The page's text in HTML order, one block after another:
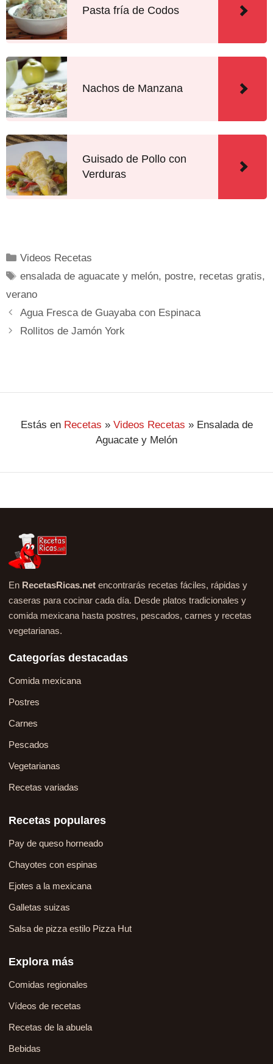
Pasta fría de Codos
Nachos de Manzana
Guisado de Pollo con
Verduras
Videos Recetas
ensalada de aguacate y melón, postre, recetas gratis,
verano
Agua Fresca de Guayaba con Espinaca
Rollitos de Jamón York
Estás en Recetas » Videos Recetas » Ensalada de
Aguacate y Melón
En RecetasRicas.net encontrarás recetas fáciles, rápidas y
caseras para cocinar cada día. Desde platos tradicionales y
comida mexicana hasta postres, pescados, carnes y recetas
vegetarianas.
Categorías destacadas
Comida mexicana
Postres
Carnes
Pescados
Vegetarianas
Recetas variadas
Recetas populares
Pay de queso horneado
Chayotes con espinas
Ejotes a la mexicana
Galletas suizas
Salsa de pizza estilo Pizza Hut
Explora más
Comidas regionales
Vídeos de recetas
Recetas de la abuela
Bebidas